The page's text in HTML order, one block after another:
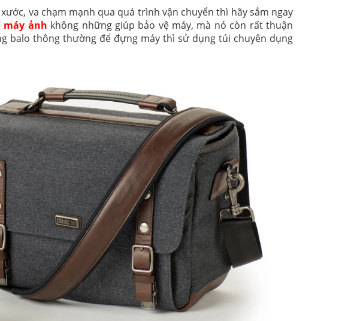
va chạm mạnh qua quá trình vận chuyển thì hãy sắm ngay
ảnh không những giúp bảo vệ máy, mà nó còn rất thuận
balo thông thường để đựng máy thì sử dụng túi chuyên dụng